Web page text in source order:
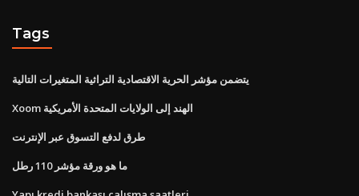
Tags
يتضمن مؤشر الحرية الاقتصادية التراثية المتغيرات التالية
Xoom الهند إلى الولايات المتحدة الأمريكية
طرق لدفع التسوق عبر الإنترنت
ما هو ورقة مؤشر 110 رطل